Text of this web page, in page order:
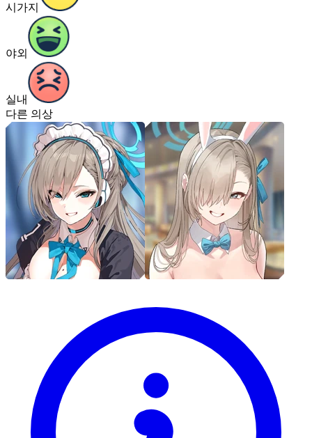
시가지
야외
실내
다른 의상